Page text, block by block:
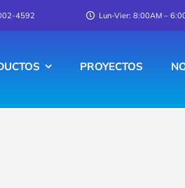
4592 Lun-Vier: 8:00AM –
PROYECTOS